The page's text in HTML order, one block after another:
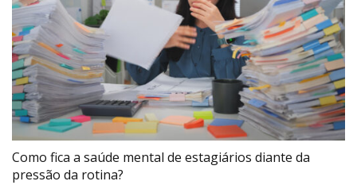
Como fica a saúde mental de estagiários diante da
pressão da rotina?